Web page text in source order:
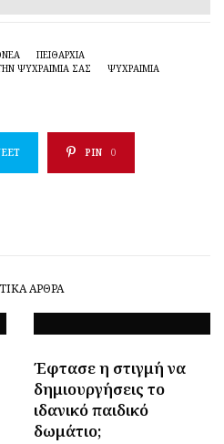
ΠΕΙΘΑΡΧΙΑ
ΨΥΧΡΑΙΜΊΑ ΣΑΣ
ΨΥΧΡΑΙΜΙΑ
PIN 0
ΆΡΘΡΑ
Έφτασε η στιγμή να
δημιουργήσεις το
ιδανικό παιδικό
δωμάτιο;